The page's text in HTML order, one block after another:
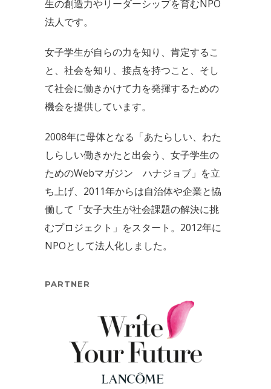
生の創造力やリーダーシップを育むNPO
法人です。
女子学生が自らの力を知り、肯定するこ
と、社会を知り、接点を持つこと、そし
て社会に働きかけて力を発揮するための
機会を提供しています。
2008年に母体となる「あたらしい、わた
しらしい働きかたと出会う、女子学生の
ためのWebマガジン ハナジョブ」を立
ち上げ、2011年からは自治体や企業と恊
働して「女子大生が社会課題の解決に挑
むプロジェクト」をスタート。2012年に
NPOとして法人化しました。
PARTNER